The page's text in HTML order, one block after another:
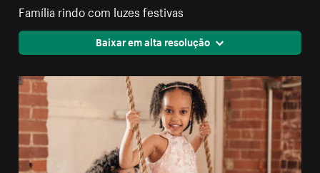
Família rindo com luzes festivas
Baixar em alta resolução